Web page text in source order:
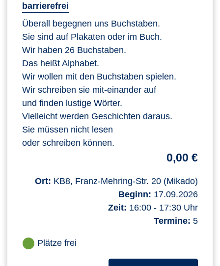
barrierefrei
Überall begegnen uns Buchstaben.
Sie sind auf Plakaten oder im Buch.
Wir haben 26 Buchstaben.
Das heißt Alphabet.
Wir wollen mit den Buchstaben spielen.
Wir schreiben sie mit-einander auf
und finden lustige Wörter.
Vielleicht werden Geschichten daraus.
Sie müssen nicht lesen
oder schreiben können.
0,00 €
Ort: KB8, Franz-Mehring-Str. 20 (Mikado)
Beginn: 17.09.2026
Zeit: 16:00 - 17:30 Uhr
Termine: 5
Plätze frei